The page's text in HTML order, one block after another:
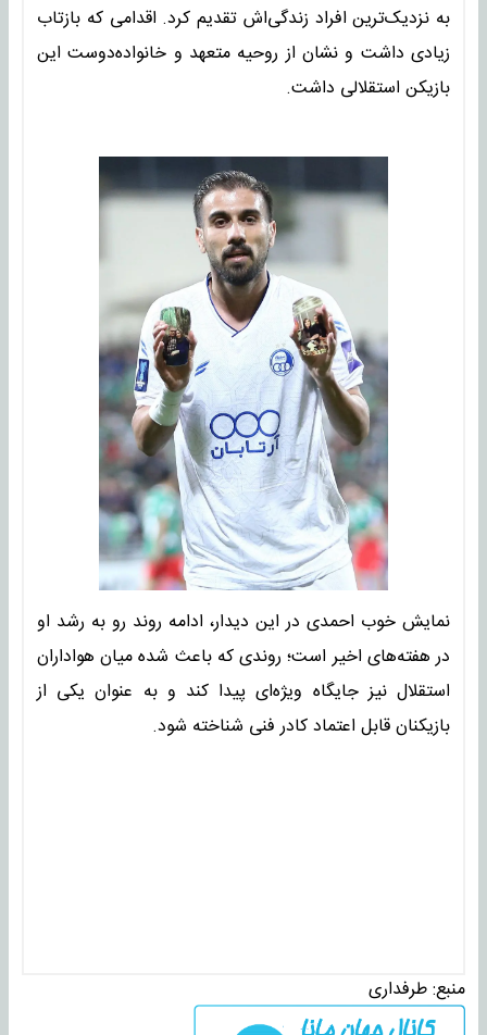
به نزدیک‌ترین افراد زندگی‌اش تقدیم کرد. اقدامی که بازتاب
زیادی داشت و نشان از روحیه متعهد و خانواده‌دوست این
بازیکن استقلالی داشت.
نمایش خوب احمدی در این دیدار، ادامه روند رو به رشد او
در هفته‌های اخیر است؛ روندی که باعث شده میان هواداران
استقلال نیز جایگاه ویژه‌ای پیدا کند و به عنوان یکی از
بازیکنان قابل اعتماد کادر فنی شناخته شود.
منبع:طرفداری